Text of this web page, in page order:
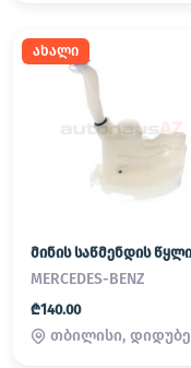
ახალი
MERCEDES-BENZ
₾140.00
თბილისი, დიდუბე